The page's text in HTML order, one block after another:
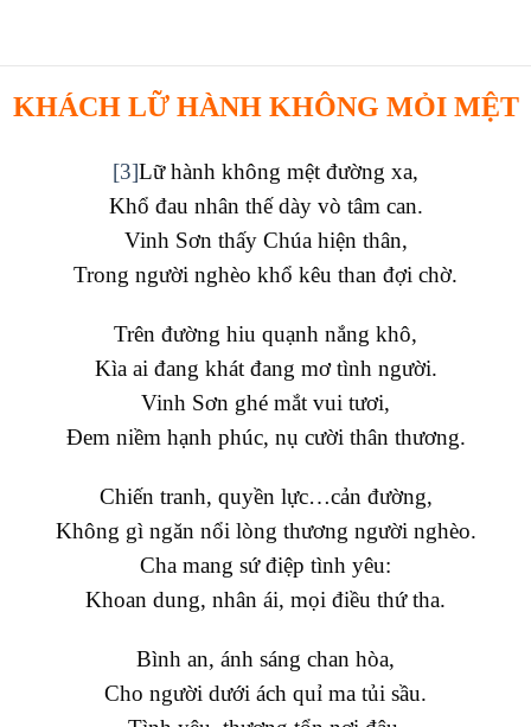
KHÁCH LỮ HÀNH KHÔNG MỎI MỆT
[3]Lữ hành không mệt đường xa,
Khổ đau nhân thế dày vò tâm can.
Vinh Sơn thấy Chúa hiện thân,
Trong người nghèo khổ kêu than đợi chờ.
Trên đường hiu quạnh nắng khô,
Kìa ai đang khát đang mơ tình người.
Vinh Sơn ghé mắt vui tươi,
Đem niềm hạnh phúc, nụ cười thân thương.
Chiến tranh, quyền lực…cản đường,
Không gì ngăn nổi lòng thương người nghèo.
Cha mang sứ điệp tình yêu:
Khoan dung, nhân ái, mọi điều thứ tha.
Bình an, ánh sáng chan hòa,
Cho người dưới ách quỉ ma tủi sầu.